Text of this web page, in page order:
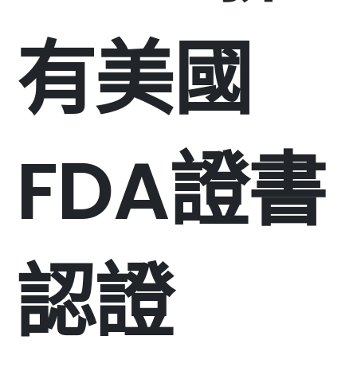
有美國
FDA證書
認證